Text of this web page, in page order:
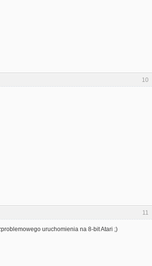
10
11
uruchomienia na 8-bit Atari ;)